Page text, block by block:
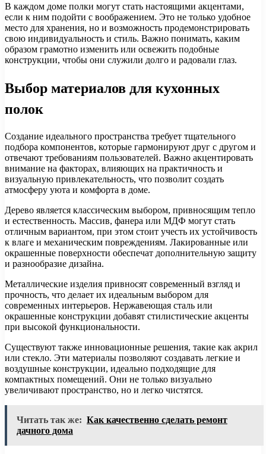
В каждом доме полки могут стать настоящими акцентами,
если к ним подойти с воображением. Это не только удобное
место для хранения, но и возможность продемонстрировать
свою индивидуальность и стиль. Важно понимать, каким
образом грамотно изменить или освежить подобные
конструкции, чтобы они служили долго и радовали глаз.
Выбор материалов для кухонных
полок
Создание идеального пространства требует тщательного
подбора компонентов, которые гармонируют друг с другом и
отвечают требованиям пользователей. Важно акцентировать
внимание на факторах, влияющих на практичность и
визуальную привлекательность, что позволит создать
атмосферу уюта и комфорта в доме.
Дерево является классическим выбором, привносящим тепло
и естественность. Массив, фанера или МДФ могут стать
отличным вариантом, при этом стоит учесть их устойчивость
к влаге и механическим повреждениям. Лакированные или
окрашенные поверхности обеспечат дополнительную защиту
и разнообразие дизайна.
Металлические изделия привносят современный взгляд и
прочность, что делает их идеальным выбором для
современных интерьеров. Нержавеющая сталь или
окрашенные конструкции добавят стилистические акценты
при высокой функциональности.
Существуют также инновационные решения, такие как акрил
или стекло. Эти материалы позволяют создавать легкие и
воздушные конструкции, идеально подходящие для
компактных помещений. Они не только визуально
увеличивают пространство, но и легко чистятся.
Читать так же: Как качественно сделать ремонт
дачного дома